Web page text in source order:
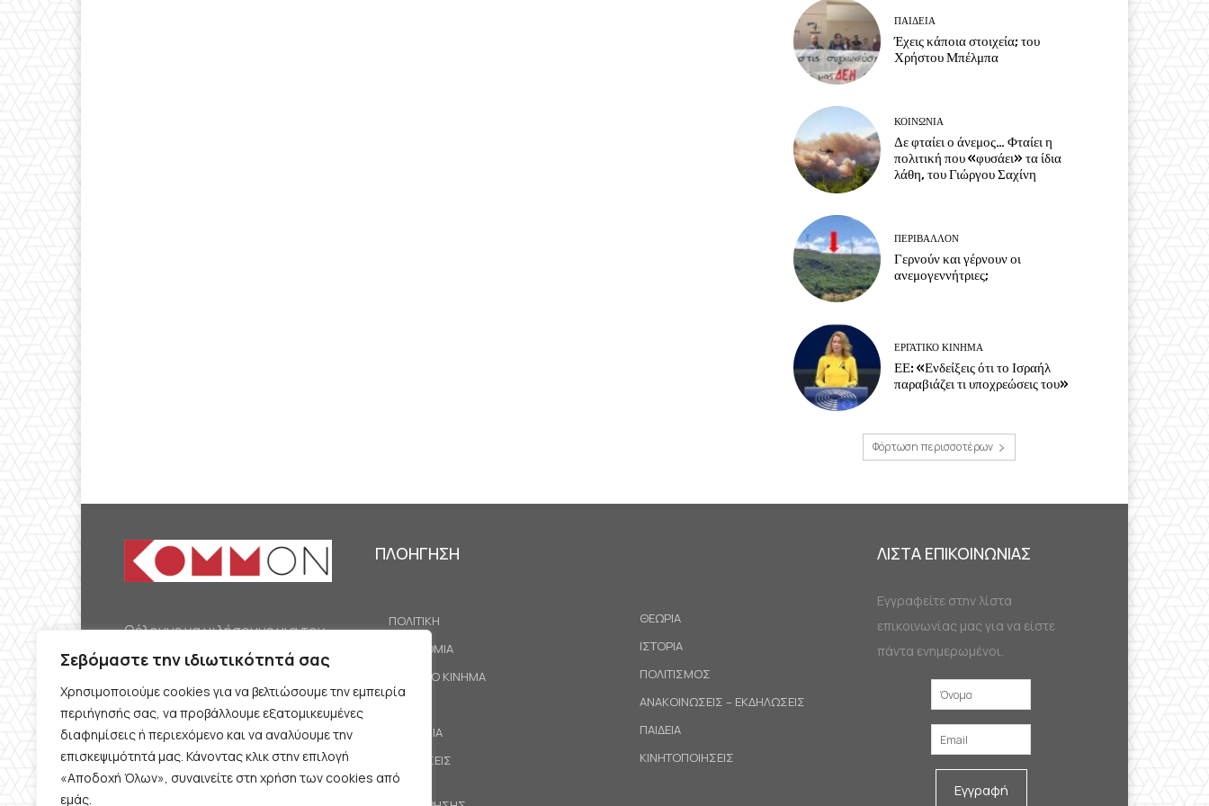
Σεβόμαστε την ιδιωτικότητά σας
Χρησιμοποιούμε cookies για να βελτιώσουμε την εμπειρία
περιήγησής σας, να προβάλλουμε εξατομικευμένες
διαφημίσεις ή περιεχόμενο και να αναλύουμε την
επισκεψιμότητά μας. Κάνοντας κλικ στην επιλογή
«Αποδοχή Όλων», συναινείτε στη χρήση των cookies από
εμάς.
ΠΑΙΔΕΙΑ
Έχεις κάποια στοιχεία; του
Χρήστου Μπέλμπα
ΚΟΙΝΩΝΙΑ
Δε φταίει ο άνεμος… Φταίει η
πολιτική που «φυσάει» τα ίδια
λάθη, του Γιώργου Σαχίνη
ΠΕΡΙΒΆΛΛΟΝ
Γερνούν και γέρνουν οι
ανεμογεννήτριες;
ΕΡΓΑΤΙΚΟ ΚΙΝΗΜΑ
ΕΕ: «Ενδείξεις ότι το Ισραήλ
παραβιάζει τι υποχρεώσεις του»
Φόρτωση περισσοτέρων
Θέλουμε να μιλήσουμε για τον
κομμουνισμό της εποχής μας,
την αναγκαία αλλά όχι
δεδομένη προοπτική.
Θέλουμε να μιλήσουμε
ταυτόχρονα για την
καθημερινή επιβίωση και τον
ΠΛΟΗΓΗΣΗ
ΠΟΛΙΤΙΚΗ
ΟΙΚΟΝΟΜΙΑ
ΕΡΓΑΤΙΚΟ ΚΙΝΗΜΑ
ΚΟΙΝΩΝΙΑ
ΠΡΟΤΑΣΕΙΣ
ΘΕΩΡΙΑ
ΙΣΤΟΡΙΑ
ΠΟΛΙΤΙΣΜΟΣ
ΑΝΑΚΟΙΝΩΣΕΙΣ – ΕΚΔΗΛΩΣΕΙΣ
ΠΑΙΔΕΙΑ
ΚΙΝΗΤΟΠΟΙΗΣΕΙΣ
ΛΙΣΤΑ ΕΠΙΚΟΙΝΩΝΙΑΣ
Εγγραφείτε στην λίστα
επικοινωνίας μας για να είστε
πάντα ενημερωμένοι.
Εγγραφή